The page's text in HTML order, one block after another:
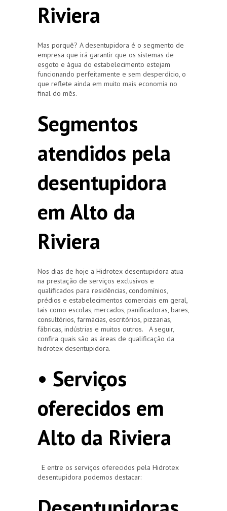
Riviera
Mas porquê? A desentupidora é o segmento de
empresa que irá garantir que os sistemas de
esgoto e água do estabelecimento estejam
funcionando perfeitamente e sem desperdício, o
que reflete ainda em muito mais economia no
final do mês.
Segmentos
atendidos pela
desentupidora
em Alto da
Riviera
Nos dias de hoje a Hidrotex desentupidora atua
na prestação de serviços exclusivos e
qualificados para residências, condomínios,
prédios e estabelecimentos comerciais em geral,
tais como escolas, mercados, panificadoras, bares,
consultórios, farmácias, escritórios, pizzarias,
fábricas, indústrias e muitos outros. A seguir,
confira quais são as áreas de qualificação da
hidrotex desentupidora.
• Serviços
oferecidos em
Alto da Riviera
E entre os serviços oferecidos pela Hidrotex
desentupidora podemos destacar: